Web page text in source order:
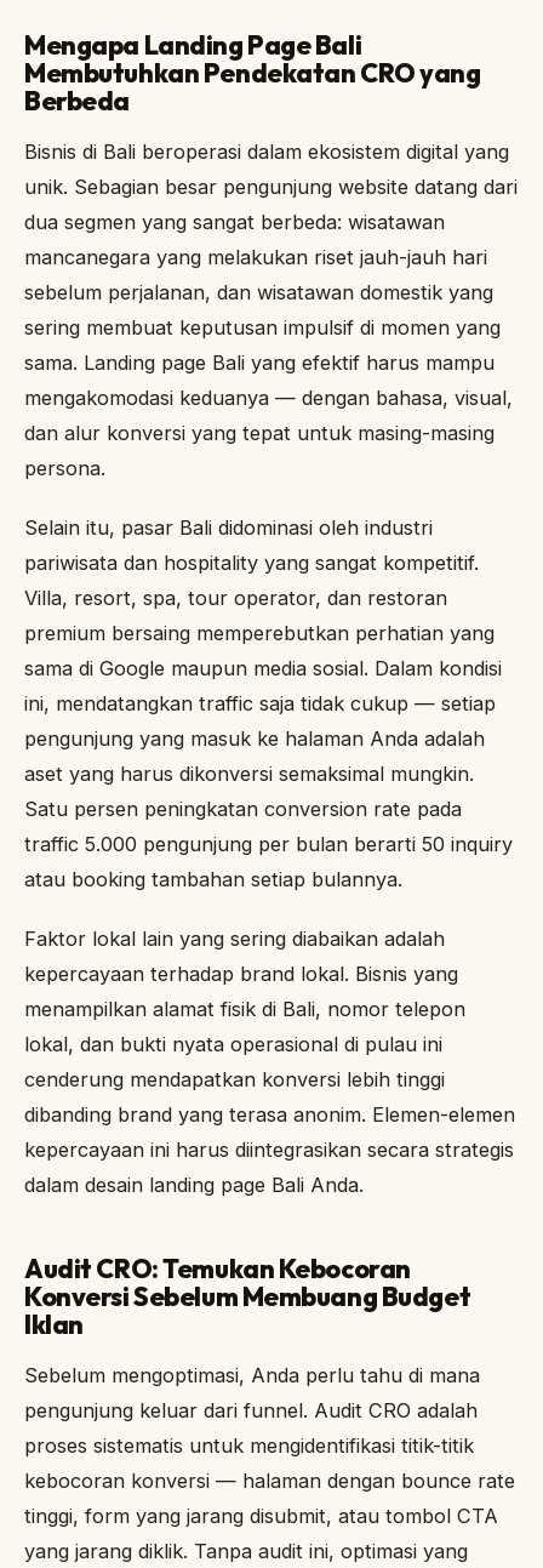
Mengapa Landing Page Bali
Membutuhkan Pendekatan CRO yang
Berbeda
Bisnis di Bali beroperasi dalam ekosistem digital yang
unik. Sebagian besar pengunjung website datang dari
dua segmen yang sangat berbeda: wisatawan
mancanegara yang melakukan riset jauh-jauh hari
sebelum perjalanan, dan wisatawan domestik yang
sering membuat keputusan impulsif di momen yang
sama. Landing page Bali yang efektif harus mampu
mengakomodasi keduanya — dengan bahasa, visual,
dan alur konversi yang tepat untuk masing-masing
persona.
Selain itu, pasar Bali didominasi oleh industri
pariwisata dan hospitality yang sangat kompetitif.
Villa, resort, spa, tour operator, dan restoran
premium bersaing memperebutkan perhatian yang
sama di Google maupun media sosial. Dalam kondisi
ini, mendatangkan traffic saja tidak cukup — setiap
pengunjung yang masuk ke halaman Anda adalah
aset yang harus dikonversi semaksimal mungkin.
Satu persen peningkatan conversion rate pada
traffic 5.000 pengunjung per bulan berarti 50 inquiry
atau booking tambahan setiap bulannya.
Faktor lokal lain yang sering diabaikan adalah
kepercayaan terhadap brand lokal. Bisnis yang
menampilkan alamat fisik di Bali, nomor telepon
lokal, dan bukti nyata operasional di pulau ini
cenderung mendapatkan konversi lebih tinggi
dibanding brand yang terasa anonim. Elemen-elemen
kepercayaan ini harus diintegrasikan secara strategis
dalam desain landing page Bali Anda.
Audit CRO: Temukan Kebocoran
Konversi Sebelum Membuang Budget
Iklan
Sebelum mengoptimasi, Anda perlu tahu di mana
pengunjung keluar dari funnel. Audit CRO adalah
proses sistematis untuk mengidentifikasi titik-titik
kebocoran konversi — halaman dengan bounce rate
tinggi, form yang jarang disubmit, atau tombol CTA
yang jarang diklik. Tanpa audit ini, optimasi yang